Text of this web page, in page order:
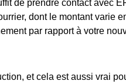
de prendre contact avec
dont le montant varie
par rapport à votre
et cela est aussi vrai